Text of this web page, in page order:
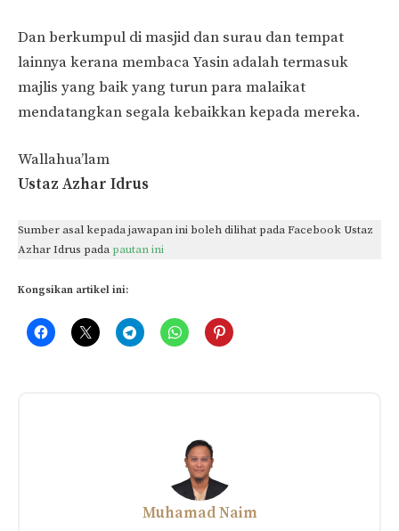
Dan berkumpul di masjid dan surau dan tempat
lainnya kerana membaca Yasin adalah termasuk
majlis yang baik yang turun para malaikat
mendatangkan segala kebaikkan kepada mereka.
Wallahua’lam
Ustaz Azhar Idrus
Sumber asal kepada jawapan ini boleh dilihat pada Facebook Ustaz
Azhar Idrus pada pautan ini
Kongsikan artikel ini:
Muhamad Naim